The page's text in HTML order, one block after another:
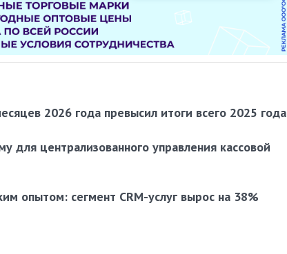
2026 года превысил итоги всего 2025 года
централизованного управления кассовой
опытом: сегмент CRM-услуг вырос на 38%